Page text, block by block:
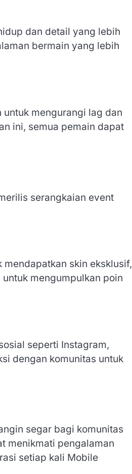
dan detail yang lebih
bermain yang lebih
mengurangi lag dan
ini, semua pemain dapat
serangkaian event
skin eksklusif,
mengumpulkan poin
seperti Instagram,
dengan komunitas untuk
segar bagi komunitas
menikmati pengalaman
setiap kali Mobile